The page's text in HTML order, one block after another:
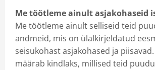
Me töötleme ainult asjakohaseid
Me töötleme ainult selliseid teid
andmeid, mis on ülalkirjeldatud
seisukohast asjakohased ja
määrab kindlaks, millised teid